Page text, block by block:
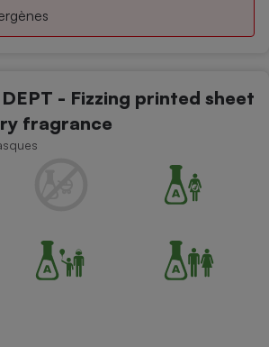
DEPT - Fizzing printed sheet
fragrance